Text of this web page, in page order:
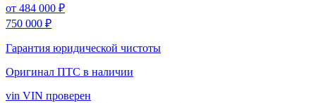
от 484 000 ₽
750 000 ₽
Гарантия юридической чистоты
Оригинал ПТС в наличии
vin VIN проверен